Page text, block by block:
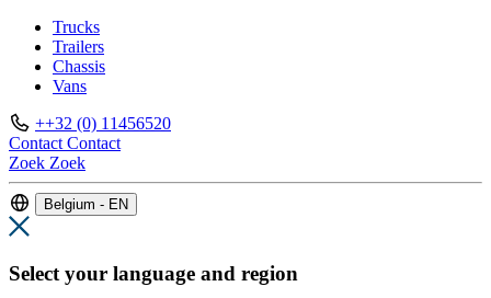
Trucks
Trailers
Chassis
Vans
++32 (0) 11456520
Contact Contact
Zoek Zoek
Belgium - EN
Select your language and region